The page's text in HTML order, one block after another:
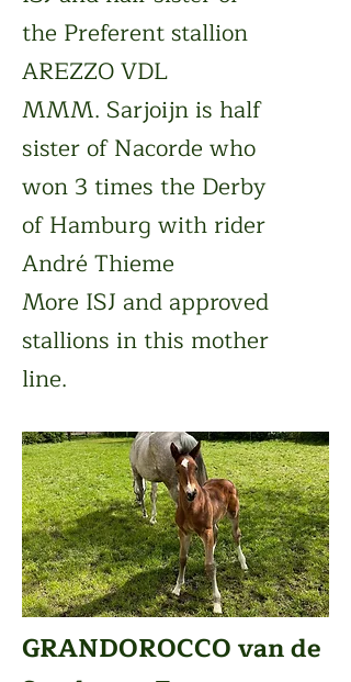
the Preferent stallion
AREZZO VDL
MMM. Sarjoijn is half
sister of Nacorde who
won 3 times the Derby
of Hamburg with rider
André Thieme
More ISJ and approved
stallions in this mother
line.
GRANDOROCCO van de